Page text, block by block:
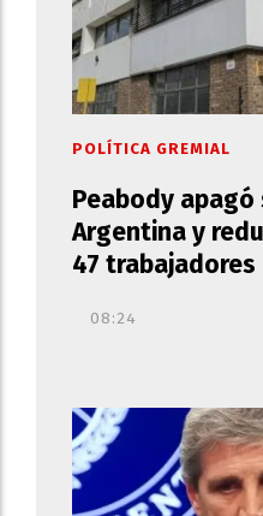
Peabody
Argentina y
47 trabajadores
POLÍTICA GREMIAL
08:24